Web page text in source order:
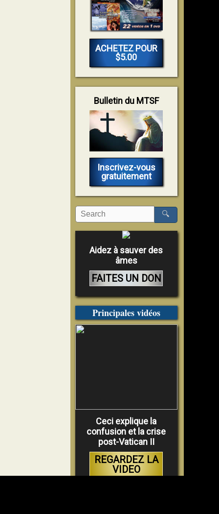
ACHETEZ POUR
$5.00
Bulletin du MTSF
Inscrivez-vous
gratuitement
🔍
Aidez à sauver des
âmes
FAITES UN DON
Principales vidéos
Ceci explique la
confusion et la crise
post-Vatican II
REGARDEZ LA
VIDEO